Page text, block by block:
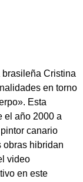
Cristina
en torno
Esta
el año 2000 a
canario
obras hibridan
video
en este